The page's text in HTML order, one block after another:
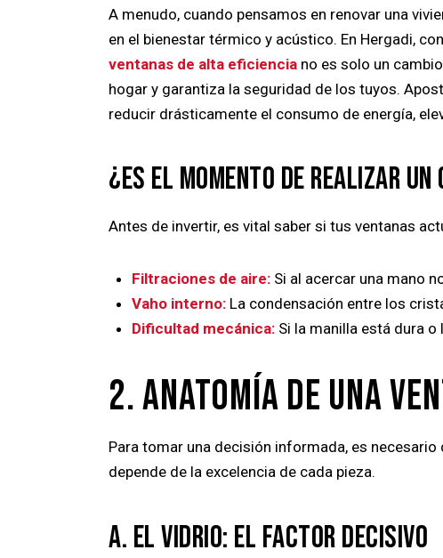
A menudo, cuando pensamos en renovar una
en el bienestar térmico y acústico. En Hergadi,
ventanas de alta eficiencia no es solo un
hogar y garantiza la seguridad de los tuyos.
reducir drásticamente el consumo de energía,
¿ES EL MOMENTO DE REALIZAR UN
Antes de invertir, es vital saber si tus ventanas
Filtraciones de aire:Si al acercar una mano
Vaho interno:La condensación entre los
Dificultad mecánica:Si la manilla está dura o
2. ANATOMÍA DE UNA
Para tomar una decisión informada, es
depende de la excelencia de cada pieza.
A. EL VIDRIO: EL FACTOR DECISIVO